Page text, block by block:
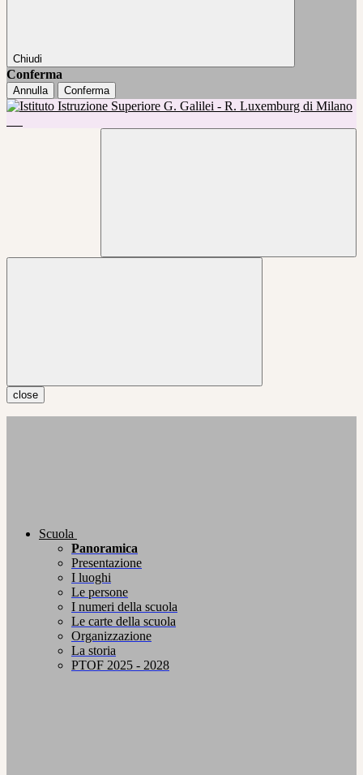
Chiudi
Conferma
Annulla Conferma
close
Scuola
Panoramica
Presentazione
I luoghi
Le persone
I numeri della scuola
Le carte della scuola
Organizzazione
La storia
PTOF 2025 - 2028